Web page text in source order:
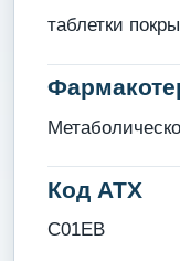
таблетки
Код АТХ
C01EB